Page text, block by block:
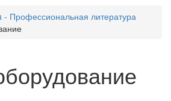
- Профессиональная литература